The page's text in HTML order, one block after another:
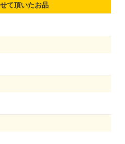
て頂いたお品